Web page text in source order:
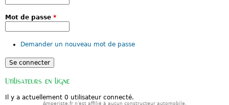
x
e
A
T
P
é
s
n
à
Mot de passe *
Demander un nouveau mot de passe
Utilisateurs en ligne
Il y a actuellement 0 utilisateur connecté.
Amperiste.fr n'est affilié à aucun constructeur automobile.